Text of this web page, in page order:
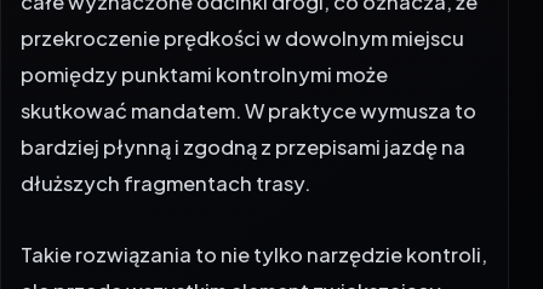
przekroczenie prędkości w dowolnym miejscu
pomiędzy punktami kontrolnymi może
skutkować mandatem. W praktyce wymusza to
bardziej płynną i zgodną z przepisami jazdę na
dłuższych fragmentach trasy.
ale przede wszystkim element zwiększający